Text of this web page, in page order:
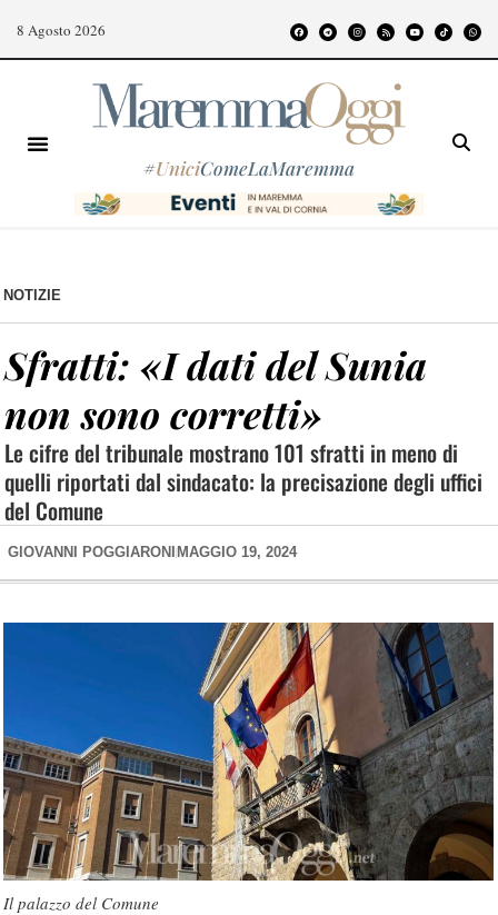
8 Agosto 2026
#UniciComeLaMaremma
NOTIZIE
Sfratti: «I dati del Sunia
non sono corretti»
Le cifre del tribunale mostrano 101 sfratti in meno di
quelli riportati dal sindacato: la precisazione degli uffici
del Comune
GIOVANNI POGGIARONI MAGGIO 19, 2024
Il palazzo del Comune